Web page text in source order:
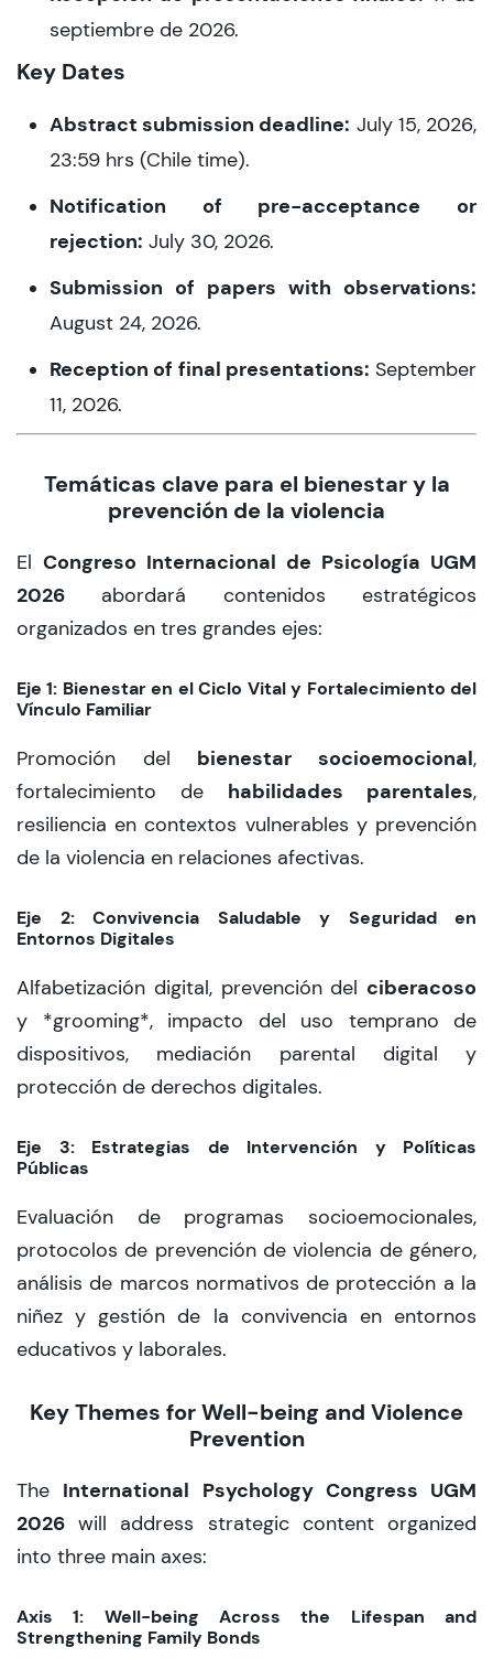
septiembre de 2026.
Key Dates
Abstract submission deadline: July 15, 2026,
23:59 hrs (Chile time).
Notification of pre-acceptance or
rejection: July 30, 2026.
Submission of papers with observations:
August 24, 2026.
Reception of final presentations: September
11, 2026.
Temáticas clave para el bienestar y la
prevención de la violencia
El Congreso Internacional de Psicología UGM
2026 abordará contenidos estratégicos
organizados en tres grandes ejes:
Eje 1: Bienestar en el Ciclo Vital y Fortalecimiento del
Vínculo Familiar
Promoción del bienestar socioemocional,
fortalecimiento de habilidades parentales,
resiliencia en contextos vulnerables y prevención
de la violencia en relaciones afectivas.
Eje 2: Convivencia Saludable y Seguridad en
Entornos Digitales
Alfabetización digital, prevención del ciberacoso
y *grooming*, impacto del uso temprano de
dispositivos, mediación parental digital y
protección de derechos digitales.
Eje 3: Estrategias de Intervención y Políticas
Públicas
Evaluación de programas socioemocionales,
protocolos de prevención de violencia de género,
análisis de marcos normativos de protección a la
niñez y gestión de la convivencia en entornos
educativos y laborales.
Key Themes for Well-being and Violence
Prevention
The International Psychology Congress UGM
2026 will address strategic content organized
into three main axes:
Axis 1: Well-being Across the Lifespan and
Strengthening Family Bonds